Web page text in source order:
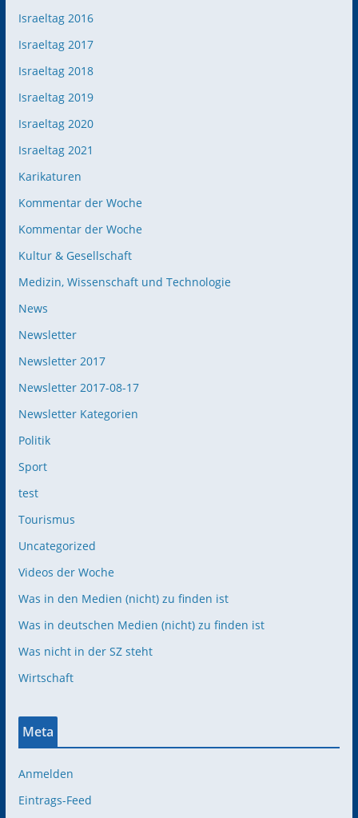
Israeltag 2016
Israeltag 2017
Israeltag 2018
Israeltag 2019
Israeltag 2020
Israeltag 2021
Karikaturen
Kommentar der Woche
Kommentar der Woche
Kultur & Gesellschaft
Medizin, Wissenschaft und Technologie
News
Newsletter
Newsletter 2017
Newsletter 2017-08-17
Newsletter Kategorien
Politik
Sport
test
Tourismus
Uncategorized
Videos der Woche
Was in den Medien (nicht) zu finden ist
Was in deutschen Medien (nicht) zu finden ist
Was nicht in der SZ steht
Wirtschaft
Meta
Anmelden
Eintrags-Feed